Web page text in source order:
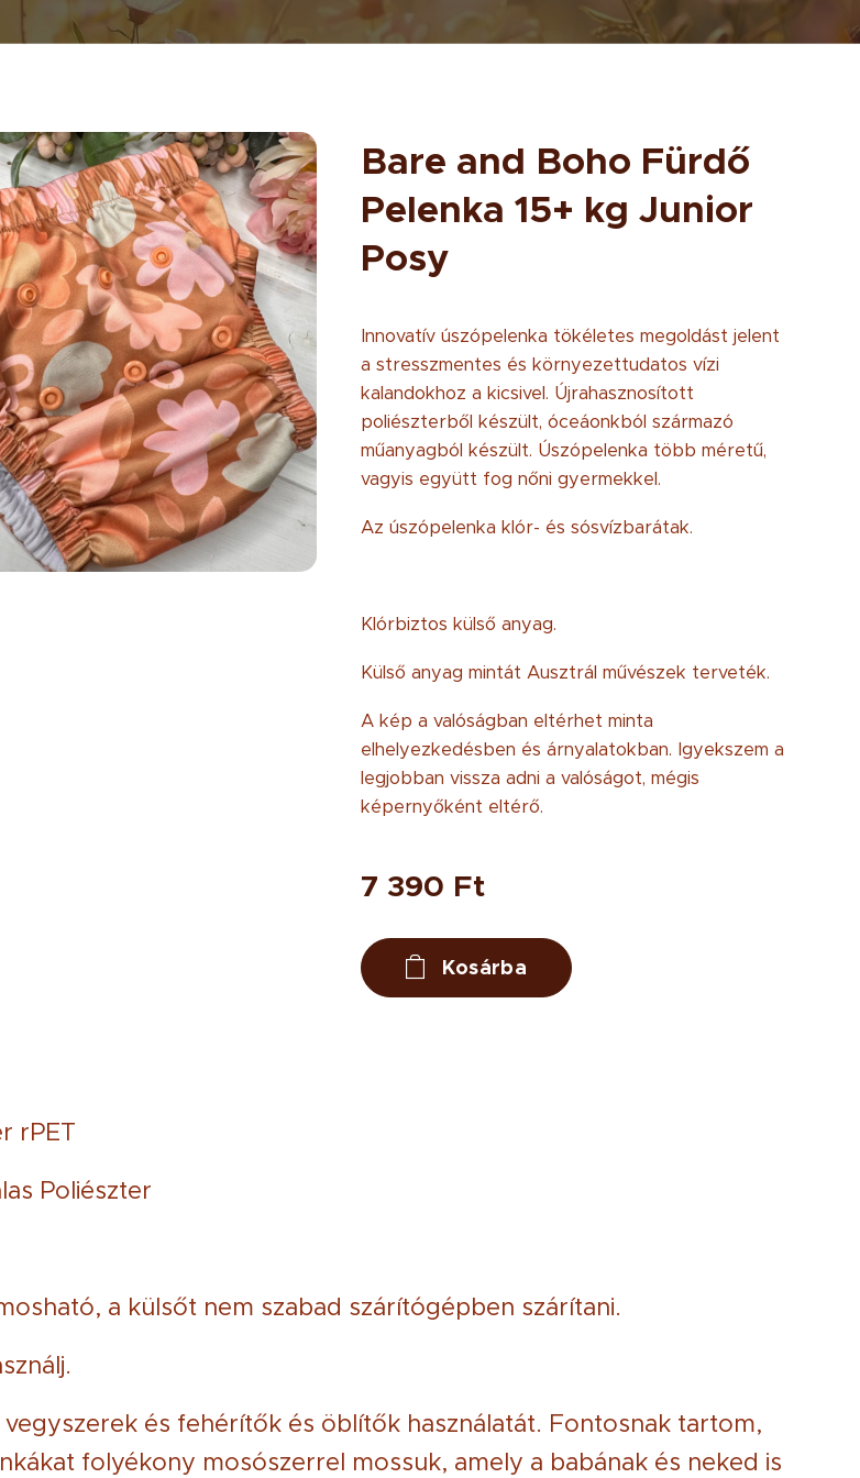
Bare and Boho Fürdő
Pelenka 15+ kg Junior
Posy
Innovatív úszópelenka tökéletes megoldást jelent
a stresszmentes és környezettudatos vízi
kalandokhoz a kicsivel. Újrahasznosított
poliészterből készült, óceáonkból származó
műanyagból készült. Úszópelenka több méretű,
vagyis együtt fog nőni gyermekkel.
Az úszópelenka klór- és sósvízbarátak.
Klórbiztos külső anyag.
Külső anyag mintát Ausztrál művészek terveték.
A kép a valóságban eltérhet minta
elhelyezkedésben és árnyalatokban. Igyekszem a
legjobban vissza adni a valóságot, mégis
képernyőként eltérő.
7 390 Ft
Kosárba
rPET
Poliészter
a külsőt nem szabad szárítógépben szárítani.
és fehérítők és öblítők használatát. Fontosnak tartom,
folyékony mosószerrel mossuk, amely a babának és neked is